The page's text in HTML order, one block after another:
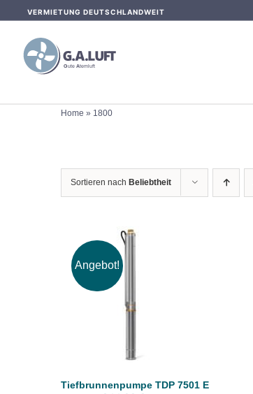
content
VERMIETUNG DEUTSCHLANDWEIT
Home » 1800
Sortieren nach Beliebtheit
Angebot!
IN DEN WARENKORB
DETAILS
Tiefbrunnenpumpe TDP 7501 E